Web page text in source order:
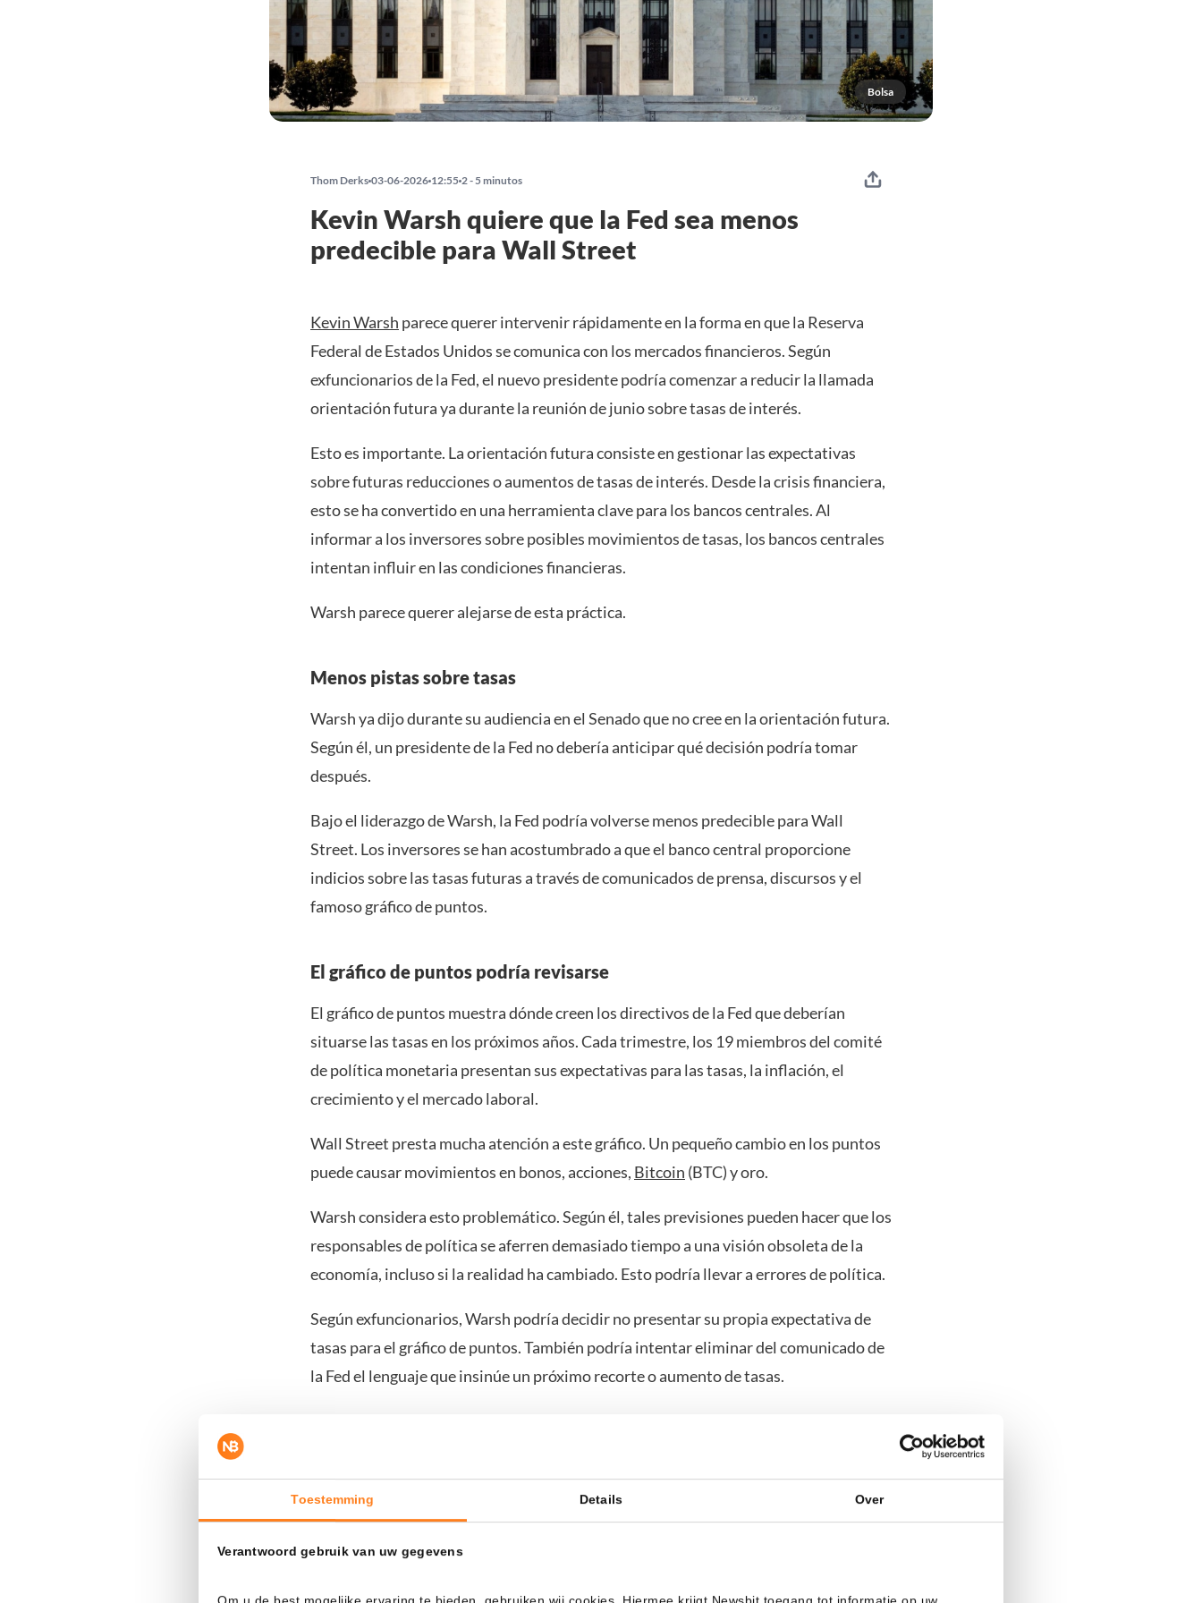
Toestemming Details Over
Verantwoord gebruik van uw gegevens
Bolsa
Thom Derks 03-06-2026 12:55 2 - 5 minutos
Kevin Warsh quiere que la Fed sea menos
predecible para Wall Street
Kevin Warsh parece querer intervenir rápidamente en la forma en que la Reserva
Federal de Estados Unidos se comunica con los mercados financieros. Según
exfuncionarios de la Fed, el nuevo presidente podría comenzar a reducir la llamada
orientación futura ya durante la reunión de junio sobre tasas de interés.
Esto es importante. La orientación futura consiste en gestionar las expectativas
sobre futuras reducciones o aumentos de tasas de interés. Desde la crisis financiera,
esto se ha convertido en una herramienta clave para los bancos centrales. Al
informar a los inversores sobre posibles movimientos de tasas, los bancos centrales
intentan influir en las condiciones financieras.
Warsh parece querer alejarse de esta práctica.
Menos pistas sobre tasas
Warsh ya dijo durante su audiencia en el Senado que no cree en la orientación futura.
Según él, un presidente de la Fed no debería anticipar qué decisión podría tomar
después.
Bajo el liderazgo de Warsh, la Fed podría volverse menos predecible para Wall
Street. Los inversores se han acostumbrado a que el banco central proporcione
indicios sobre las tasas futuras a través de comunicados de prensa, discursos y el
famoso gráfico de puntos.
El gráfico de puntos podría revisarse
El gráfico de puntos muestra dónde creen los directivos de la Fed que deberían
situarse las tasas en los próximos años. Cada trimestre, los 19 miembros del comité
de política monetaria presentan sus expectativas para las tasas, la inflación, el
crecimiento y el mercado laboral.
Wall Street presta mucha atención a este gráfico. Un pequeño cambio en los puntos
puede causar movimientos en bonos, acciones, Bitcoin (BTC) y oro.
Warsh considera esto problemático. Según él, tales previsiones pueden hacer que los
responsables de política se aferren demasiado tiempo a una visión obsoleta de la
economía, incluso si la realidad ha cambiado. Esto podría llevar a errores de política.
Según exfuncionarios, Warsh podría decidir no presentar su propia expectativa de
tasas para el gráfico de puntos. También podría intentar eliminar del comunicado de
la Fed el lenguaje que insinúe un próximo recorte o aumento de tasas.
El momento es delicado. Debido al conflicto con Irán, las perspectivas de inflación se
han vuelto más inciertas. Los mayores precios de la energía pueden impulsar